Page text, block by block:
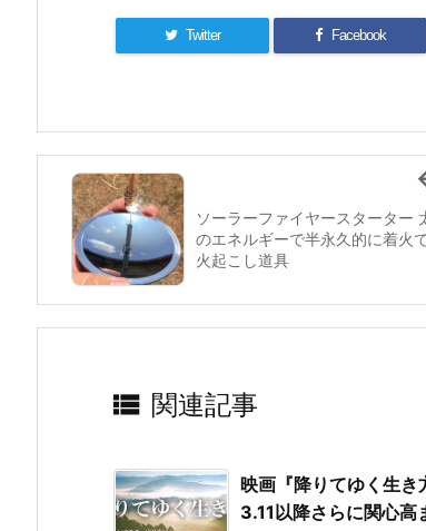
Twitter Facebook
ソーラーファイヤースターター
のエネルギーで半永久的に着火
火起こし道具
 関連記事
映画『降りてゆく生
3.11以降さらに関心高